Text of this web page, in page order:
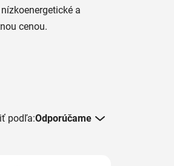
a
cenou.
podľa:Odporúčame